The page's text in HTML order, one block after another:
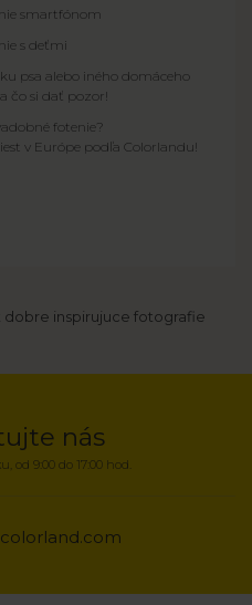
smartfónom
s deťmi
psa alebo iného domáceho
čo si dať pozor!
fotenie?
v Európe podľa Colorlandu!
dobre inspirujuce fotografie
nás
od 9:00 do 17:00 hod.